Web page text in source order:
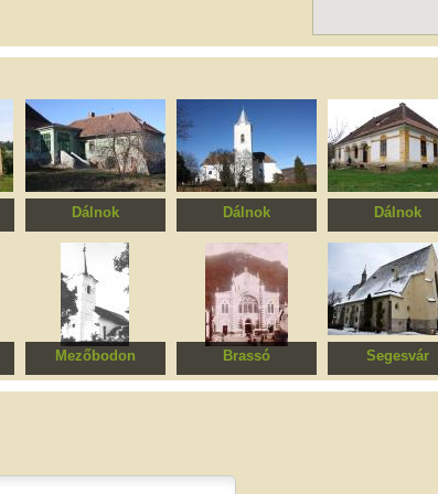
Dálnok
Beczássy kúria
Dálnok
Református templom
Dálnok
Gál kúria
Mezőbodon
Református templom
Brassó
Neológ zsinagóga
Segesvár
Evangélikus